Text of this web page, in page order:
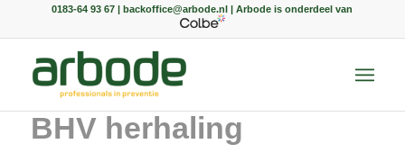
0183-64 93 67 | backoffice@arbode.nl | Arbode is onderdeel van
BHV herhaling